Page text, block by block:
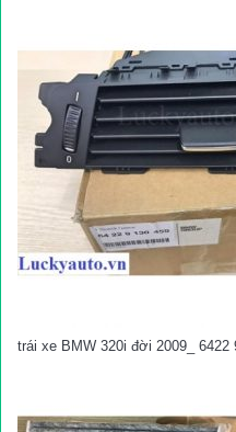
trái xe BMW 320i đời 2009_ 6422